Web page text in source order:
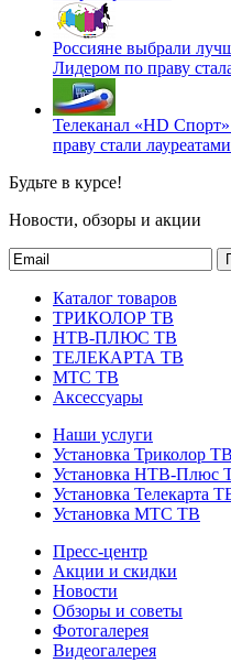
Россияне выбрали
Лидером по праву
Телеканал «HD
праву стали лауреатами
Будьте в курсе!
Новости, обзоры и акции
Каталог товаров
ТРИКОЛОР ТВ
НТВ-ПЛЮС ТВ
ТЕЛЕКАРТА ТВ
МТС ТВ
Аксессуары
Наши услуги
Установка Триколор ТВ
Установка НТВ-Плюс
Установка Телекарта
Установка МТС ТВ
Пресс-центр
Акции и скидки
Новости
Обзоры и советы
Фотогалерея
Видеогалерея